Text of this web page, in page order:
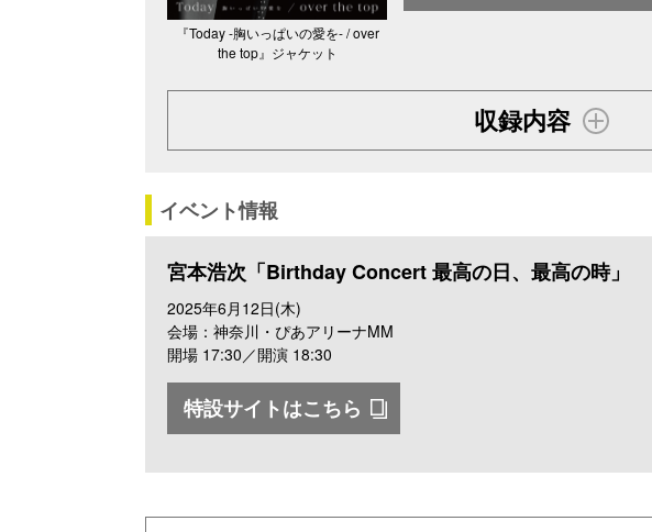
『Today -胸いっぱいの愛を- / over
the top』ジャケット
収録内容
イベント情報
宮本浩次「Birthday Concert 最高の日、最高の時」
2025年6月12日(木)
会場：神奈川・ぴあアリーナMM
開場 17:30／開演 18:30
特設サイトはこちら